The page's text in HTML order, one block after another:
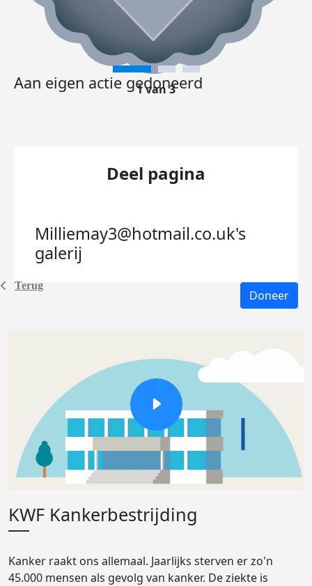
Terug
Aan eigen actie gedoneerd
1 van 3
Deel pagina
Milliemay3@hotmail.co.uk's
galerij
Doneer
KWF Kankerbestrijding
Kanker raakt ons allemaal. Jaarlijks sterven er zo'n
45.000 mensen als gevolg van kanker. De ziekte is